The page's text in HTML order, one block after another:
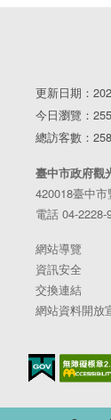
更新日期：
今日瀏覽：
總訪客數：
臺中市政府觀
420018臺中
電話 04-2228-
網站導覽
資訊安全
交換連結
網站資料開放